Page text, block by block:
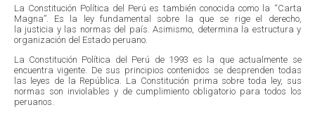
La Constitución Política del Perú es también conocida como la “Carta
Magna”. Es la ley fundamental sobre la que se rige el derecho,
la justicia y las normas del país. Asimismo, determina la estructura y
organización del Estado peruano.
La Constitución Política del Perú de 1993 es la que actualmente se
encuentra vigente. De sus principios contenidos se desprenden todas
las leyes de la República. La Constitución prima sobre toda ley, sus
normas son inviolables y de cumplimiento obligatorio para todos los
peruanos.